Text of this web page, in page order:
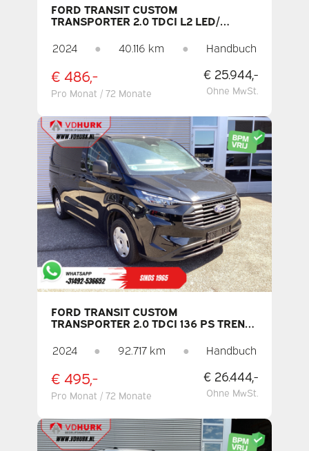
FORD TRANSIT CUSTOM
TRANSPORTER 2.0 TDCI L2 LED/
CARPLAY/ KAMERA/ KLIMAANLAGE/
PARKASSISTENT/ TEMPOMAT/ DAB
2024 ● 40.116 km ● Handbuch
€ 486,-
Pro Monat / 72 Monate
€ 25.944,-
Ohne MwSt.
FORD TRANSIT CUSTOM
TRANSPORTER 2.0 TDCI 136 PS TREND
GESCHWINDIGKEITSREGELUNG/
SITZHEIZUNG/ CARPLAY/ NAVI/
KAMERA/ KLIMAANLAGE/ PDC/ DAB
2024 ● 92.717 km ● Handbuch
€ 495,-
Pro Monat / 72 Monate
€ 26.444,-
Ohne MwSt.